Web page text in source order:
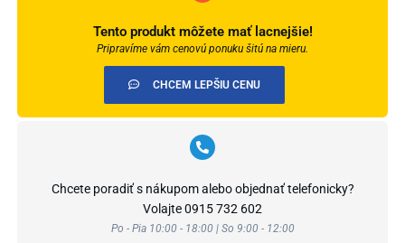
Tento produkt môžete mať lacnejšie!
Pripravíme vám cenovú ponuku šitú na mieru.
CHCEM LEPŠIU CENU
Chcete poradiť s nákupom alebo objednať telefonicky?
Volajte0915 732 602
Po - Pia 10:00 - 18:00 | So 9:00 - 12:00